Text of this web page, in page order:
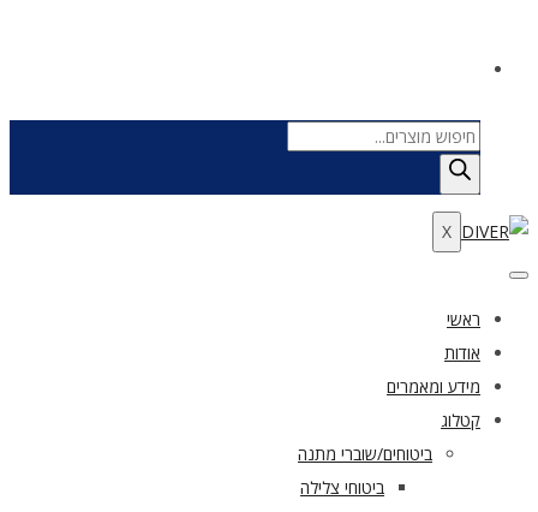
Products
search
X
ראשי
אודות
מידע ומאמרים
קטלוג
ביטוחים/שוברי מתנה
ביטוחי צלילה